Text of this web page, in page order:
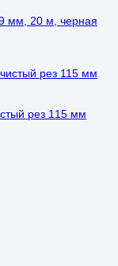
мм, 20 м, черная
рез 115 мм